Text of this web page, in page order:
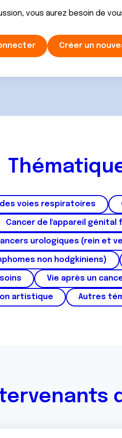
vous aurez besoin de
Créer un
voies respiratoires
Cancer de l'appareil
urologiques (rein et
non hodgkiniens)
Vie après un
artistique Autres